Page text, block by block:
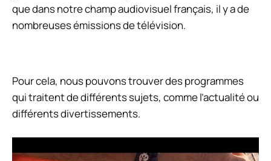
que dans notre champ audiovisuel français, il y a de
nombreuses émissions de télévision.
Pour cela, nous pouvons trouver des programmes
qui traitent de différents sujets, comme l’actualité ou
différents divertissements.